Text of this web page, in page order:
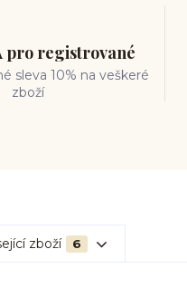
pro registrované
sleva 10% na veškeré
zboží
zboží 6